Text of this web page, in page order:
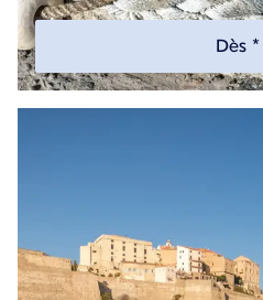
Dès *